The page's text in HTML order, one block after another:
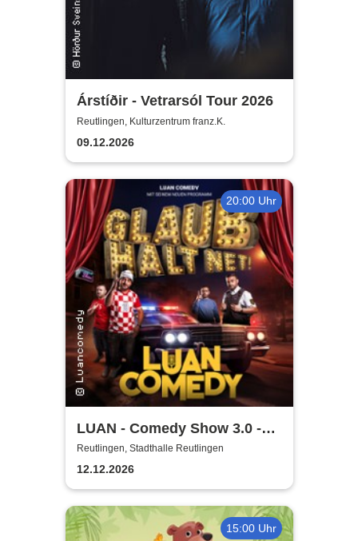
Árstíðir - Vetrarsól Tour 2026
Reutlingen, Kulturzentrum franz.K.
09.12.2026
20:00 Uhr
LUAN - Comedy Show 3.0 -
Glaub halt net!
Reutlingen, Stadthalle Reutlingen
12.12.2026
15:00 Uhr